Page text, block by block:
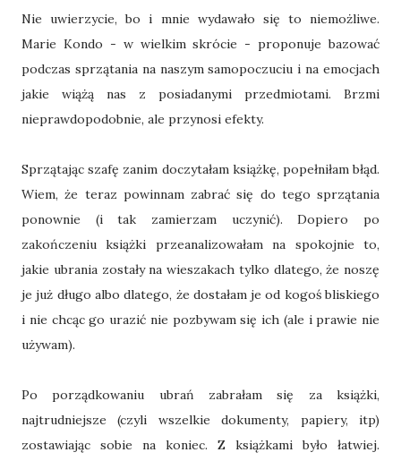
Nie uwierzycie, bo i mnie wydawało się to niemożliwe.
Marie Kondo - w wielkim skrócie - proponuje bazować
podczas sprzątania na naszym samopoczuciu i na emocjach
jakie wiążą nas z posiadanymi przedmiotami. Brzmi
nieprawdopodobnie, ale przynosi efekty.
Sprzątając szafę zanim doczytałam książkę, popełniłam błąd.
Wiem, że teraz powinnam zabrać się do tego sprzątania
ponownie (i tak zamierzam uczynić). Dopiero po
zakończeniu książki przeanalizowałam na spokojnie to,
jakie ubrania zostały na wieszakach tylko dlatego, że noszę
je już długo albo dlatego, że dostałam je od kogoś bliskiego
i nie chcąc go urazić nie pozbywam się ich (ale i prawie nie
używam).
Po porządkowaniu ubrań zabrałam się za książki,
najtrudniejsze (czyli wszelkie dokumenty, papiery, itp)
zostawiając sobie na koniec. Z książkami było łatwiej.